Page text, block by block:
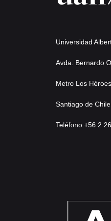
Universidad
Avda. Bernardo
Metro Los Héroes
Santiago de Chile
Teléfono +56 2